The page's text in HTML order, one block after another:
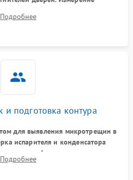
мотора, проверка термостата и
с электронного дисплея.
Подробнее
и подготовка контура
для выявления микротрещин в
испарителя и конденсатора
старого фильтра-осушителя и
трубки для устранения засоров.
Подробнее